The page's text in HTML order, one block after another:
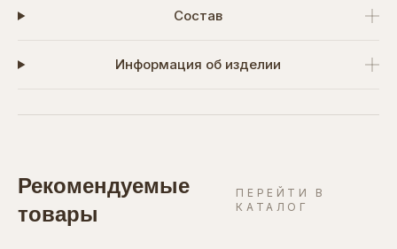
Состав
Информация об изделии
Рекомендуемые
товары
ПЕРЕЙТИ В
КАТАЛОГ